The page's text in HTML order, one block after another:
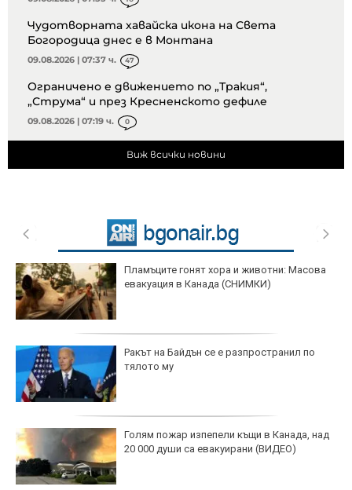
Чудотворната хавайска икона на Света
Богородица днес е в Монтана
09.08.2026 | 07:37 ч. 47
Ограничено е движението по „Тракия“,
„Струма“ и през Кресненското дефиле
09.08.2026 | 07:19 ч. 0
Виж всички новини
Пламъците гонят хора и животни: Масова
евакуация в Канада (СНИМКИ)
Ракът на Байдън се е разпространил по
тялото му
Голям пожар изпепели къщи в Канада, над
20 000 души са евакуирани (ВИДЕО)